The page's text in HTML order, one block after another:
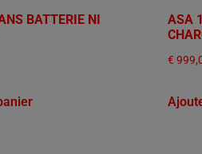
BATTERIE NI
ASA
€